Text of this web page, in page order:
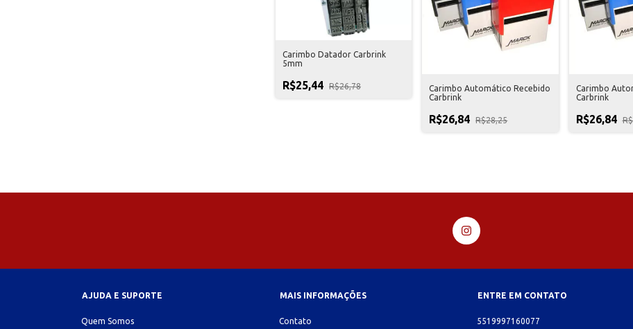
Carimbo Datador Carbrink
5mm
R$25,44 R$26,78
Carimbo Automático Recebido
Carbrink
R$26,84 R$28,25
Carimbo
Carbrink
R$26,84
AJUDA E SUPORTE
Quem Somos
MAIS INFORMAÇÕES
Contato
ENTRE EM CONTATO
5519997160077